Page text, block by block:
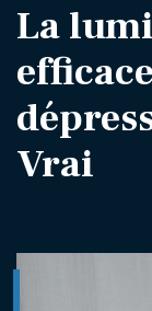
La
Vrai